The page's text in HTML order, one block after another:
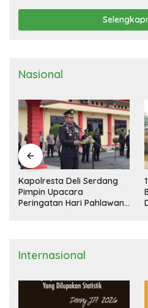
Nasional
Kapolresta Deli Serdang
Pimpin Upacara
Peringatan Hari Pahlawan
Internasional